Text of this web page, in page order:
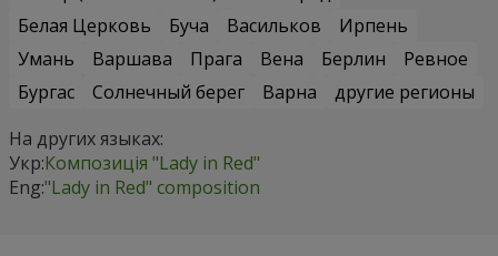
Белая Церковь
Буча Васильков
Ирпень
Умань
Варшава Прага Вена Берлин
Ревное
Бургас
Солнечный берег Варна
другие регионы
На других языках:
Укр:Композиція "Lady in Red"
Eng:"Lady in Red" composition